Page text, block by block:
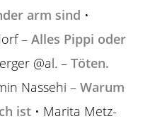
arm sind •
– Alles Pippi oder
@al. – Töten.
Nassehi – Warum
ist • Marita Metz-